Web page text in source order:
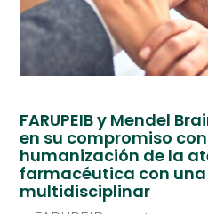
FARUPEIB y Mendel
en su compromiso
humanización de la
farmacéutica con
multidisciplinar